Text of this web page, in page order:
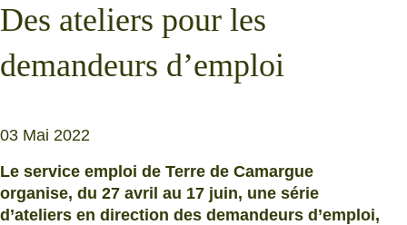
Des ateliers pour les
demandeurs d’emploi
03 Mai 2022
Le service emploi de Terre de Camargue
organise, du 27 avril au 17 juin, une série
d’ateliers en direction des demandeurs d’emploi,